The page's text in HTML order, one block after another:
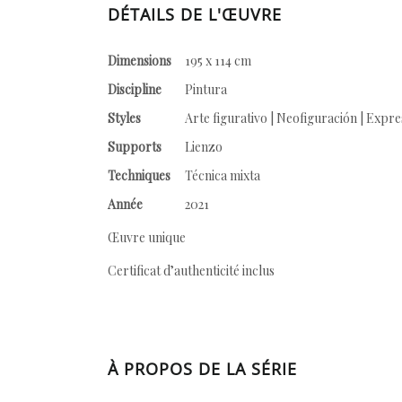
DÉTAILS DE L'ŒUVRE
Dimensions
195 x 114 cm
Discipline
Pintura
Styles
Arte figurativo | Neofiguración |
Supports
Lienzo
Techniques
Técnica mixta
Année
2021
Œuvre unique
Certificat d’authenticité inclus
À PROPOS DE LA SÉRIE